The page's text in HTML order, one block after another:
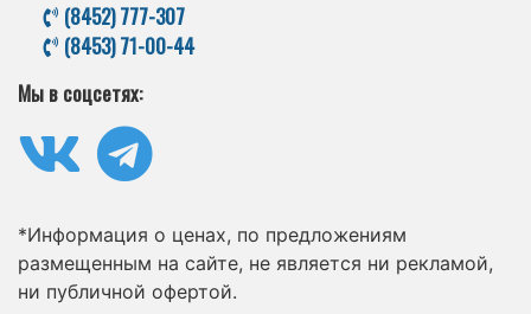
(8452) 777-307
(8453) 71-00-44
Мы в соцсетях:
*Информация о ценах, по предложениям
размещенным на сайте, не является ни рекламой,
ни публичной офертой.